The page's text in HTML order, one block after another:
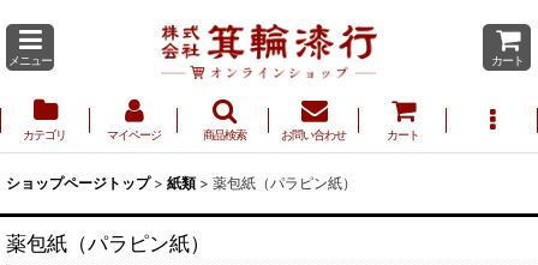
メニュー カート
カテゴリ マイページ 商品検索 お問い合わせ カート
ショップページトップ > 紙類 > 薬包紙（パラピン紙）
薬包紙（パラピン紙）